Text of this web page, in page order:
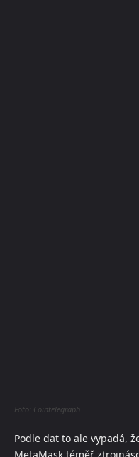
Foto: Cointelegraph
Podle dat to ale vypadá,
MetaMask téměř